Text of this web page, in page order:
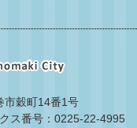
市穀町14番1号
ス番号：0225-22-4995